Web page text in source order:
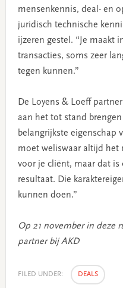
mensenkennis, deal- en
juridisch technische
ijzeren gestel. “Je maakt
transacties, soms zeer
tegen kunnen.”
De Loyens & Loeff
aan het tot stand
belangrijkste eigenschap
moet weliswaar altijd het
voor je cliënt, maar dat is
resultaat. Die
kunnen doen.”
Op 21 november in deze
partner bij AKD
FILED UNDER: DEALS